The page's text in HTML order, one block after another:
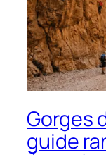
Gorges
guide